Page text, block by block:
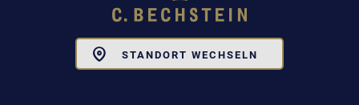
STANDORT WECHSELN